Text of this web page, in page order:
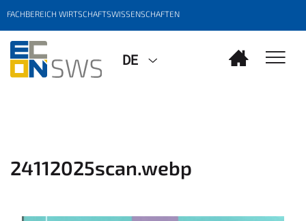
FACHBEREICH WIRTSCHAFTSWISSENSCHAFTEN
DE
24112025scan.webp